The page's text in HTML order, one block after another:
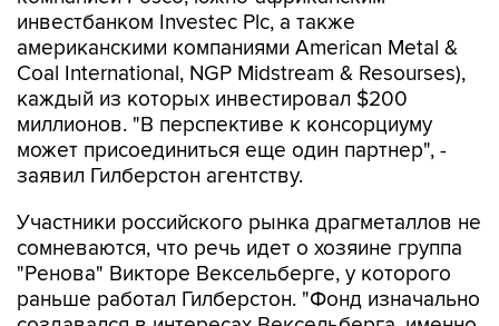
инвестбанком Investec Plc, а также
американскими компаниями American Metal &
Coal International, NGP Midstream & Resourses),
каждый из которых инвестировал $200
миллионов. "В перспективе к консорциуму
может присоединиться еще один партнер", -
заявил Гилберстон агентству.
Участники российского рынка драгметаллов не
сомневаются, что речь идет о хозяине группа
"Ренова" Викторе Вексельберге, у которого
раньше работал Гилберстон. "Фонд изначально